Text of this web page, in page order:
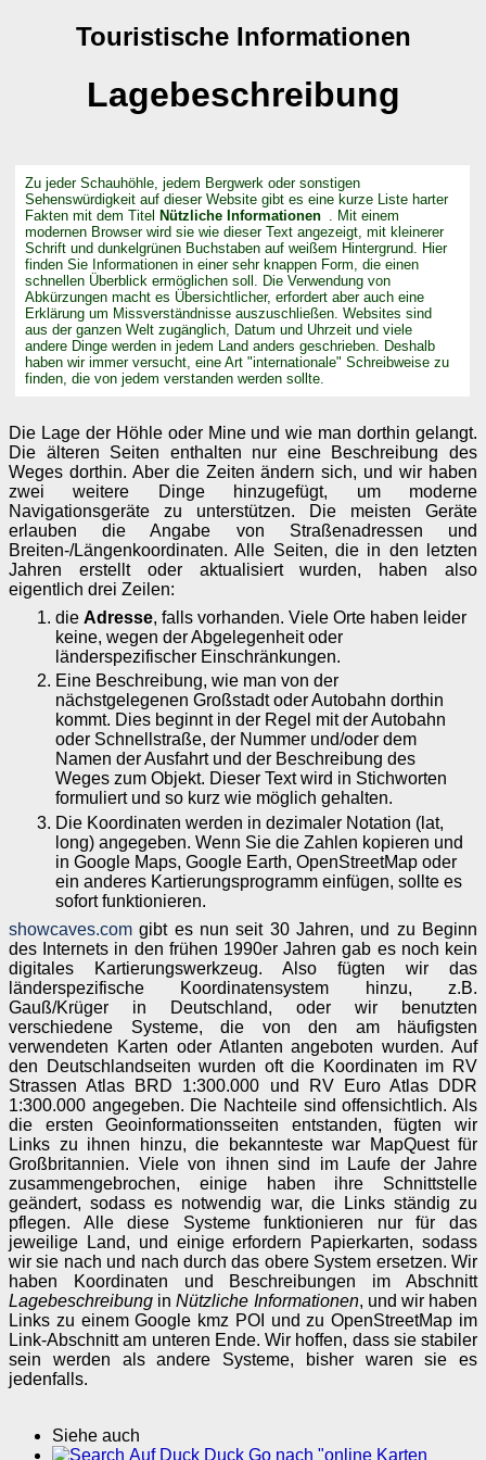
Touristische Informationen
Lagebeschreibung
Zu jeder Schauhöhle, jedem Bergwerk oder sonstigen
Sehenswürdigkeit auf dieser Website gibt es eine kurze Liste harter
Fakten mit dem Titel Nützliche Informationen . Mit einem
modernen Browser wird sie wie dieser Text angezeigt, mit kleinerer
Schrift und dunkelgrünen Buchstaben auf weißem Hintergrund. Hier
finden Sie Informationen in einer sehr knappen Form, die einen
schnellen Überblick ermöglichen soll. Die Verwendung von
Abkürzungen macht es Übersichtlicher, erfordert aber auch eine
Erklärung um Missverständnisse auszuschließen. Websites sind
aus der ganzen Welt zugänglich, Datum und Uhrzeit und viele
andere Dinge werden in jedem Land anders geschrieben. Deshalb
haben wir immer versucht, eine Art "internationale" Schreibweise zu
finden, die von jedem verstanden werden sollte.
Die Lage der Höhle oder Mine und wie man dorthin gelangt.
Die älteren Seiten enthalten nur eine Beschreibung des
Weges dorthin. Aber die Zeiten ändern sich, und wir haben
zwei weitere Dinge hinzugefügt, um moderne
Navigationsgeräte zu unterstützen. Die meisten Geräte
erlauben die Angabe von Straßenadressen und
Breiten-/Längenkoordinaten. Alle Seiten, die in den letzten
Jahren erstellt oder aktualisiert wurden, haben also
eigentlich drei Zeilen:
dieAdresse, falls vorhanden. Viele Orte haben leider
keine, wegen der Abgelegenheit oder
länderspezifischer Einschränkungen.
Eine Beschreibung, wie man von der
nächstgelegenen Großstadt oder Autobahn dorthin
kommt. Dies beginnt in der Regel mit der Autobahn
oder Schnellstraße, der Nummer und/oder dem
Namen der Ausfahrt und der Beschreibung des
Weges zum Objekt. Dieser Text wird in Stichworten
formuliert und so kurz wie möglich gehalten.
Die Koordinaten werden in dezimaler Notation (lat,
long) angegeben. Wenn Sie die Zahlen kopieren und
in Google Maps, Google Earth, OpenStreetMap oder
ein anderes Kartierungsprogramm einfügen, sollte es
sofort funktionieren.
showcaves.com gibt es nun seit 30 Jahren, und zu Beginn
des Internets in den frühen 1990er Jahren gab es noch kein
digitales Kartierungswerkzeug. Also fügten wir das
länderspezifische Koordinatensystem hinzu, z.B.
Gauß/Krüger in Deutschland, oder wir benutzten
verschiedene Systeme, die von den am häufigsten
verwendeten Karten oder Atlanten angeboten wurden. Auf
den Deutschlandseiten wurden oft die Koordinaten im RV
Strassen Atlas BRD 1:300.000 und RV Euro Atlas DDR
1:300.000 angegeben. Die Nachteile sind offensichtlich. Als
die ersten Geoinformationsseiten entstanden, fügten wir
Links zu ihnen hinzu, die bekannteste war MapQuest für
Großbritannien. Viele von ihnen sind im Laufe der Jahre
zusammengebrochen, einige haben ihre Schnittstelle
geändert, sodass es notwendig war, die Links ständig zu
pflegen. Alle diese Systeme funktionieren nur für das
jeweilige Land, und einige erfordern Papierkarten, sodass
wir sie nach und nach durch das obere System ersetzen. Wir
haben Koordinaten und Beschreibungen im Abschnitt
Lagebeschreibung inNützliche Informationen, und wir haben
Links zu einem Google kmz POI und zu OpenStreetMap im
Link-Abschnitt am unteren Ende. Wir hoffen, dass sie stabiler
sein werden als andere Systeme, bisher waren sie es
jedenfalls.
Siehe auch
Auf Duck Duck Go nach "online Karten